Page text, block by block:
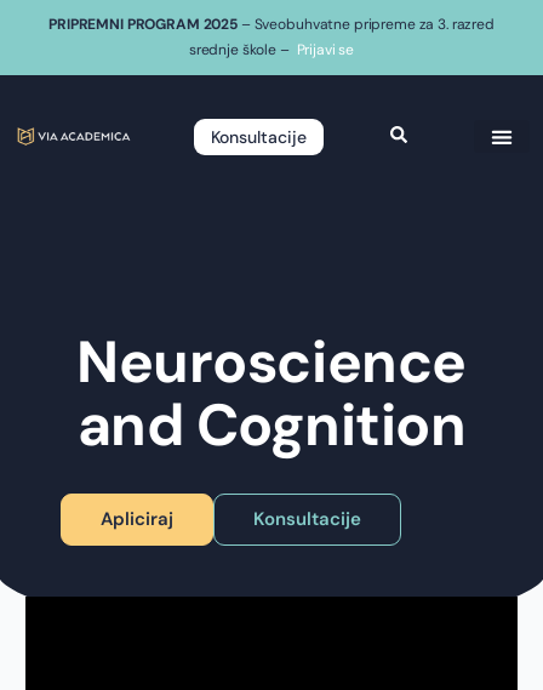
PRIPREMNI PROGRAM 2025 – Sveobuhvatne pripreme za 3. razred
srednje škole – Prijavi se
Konsultacije
Neuroscience
and Cognition
Apliciraj Konsultacije